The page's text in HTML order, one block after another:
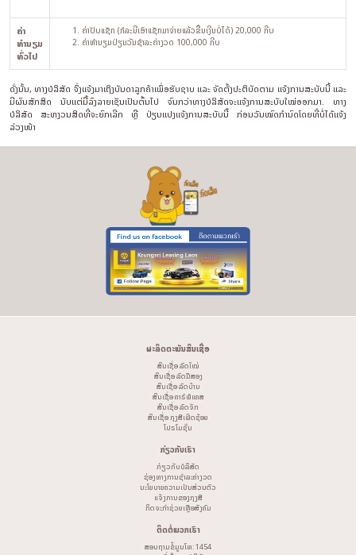
ຄ່າ
ທຳນຽມ
ທົ່ວໄປ
ຄ່າປັບແຊັກ (ກໍລະນີເອົາແຊັກມາຈ່າຍແລ້ວຂື້ນເງີນບໍ່ໄດ້) 20,000 ກີບ
ຄ່າທຳນຽມປ່ຽນວັນຊໍາລະຄ່າງວດ 100,000 ກີບ
ດັ່ງນັ້ນ, ທາງບໍລິສັດ ຈຶ່ງແຈ້ງມາເຖິງບັນດາລູກຄ້າເພຶ່ອຮັບຊາບ ແລະ ຈັດຕັ້ງປະຕິບັດຕາມ ແຈ້ງການສະບັບນີ້ ແລະ
ມີຜົນສັກສິດ ນັບແຕ່ມື້ລົງລາຍເຊັນເປັນຕົ້ນໄປ ຈົນກວ່າທາງບໍລິສັດຈະແຈ້ງການສະບັບໃໝ່ອອກມາ. ທາງ
ບໍລິສັດ ສະຫງວນສິດທີ່ຈະຍົກເລີກ ຫຼື ປ່ຽນແປງແຈ້ງການສະບັບນີ້ ກ່ອນວັນໝົດກຳນົດໂດຍທີ່ບໍ່ໄດ້ແຈ້ງ
ລ່ວງໜ້າ
ຜະລິດຕະພັນສິນເຊື່ອ
ສິນເຊື່ອ ລົດໃໝ່
ສິນເຊື່ອ ລົດມືສອງ
ສິນເຊື່ອ ລົດບ້ານ
ສິນເຊື່ອ ຄາຣ໌ຟໍແຄສ
ສິນເຊື່ອ ລົດຈັກ
ສິນເຊື່ອ ກຸງສີເຟີດຊ້ອຍ
ໂປຣໂມຊັ່ນ
ກ່ຽວກັບເຮົາ
ກ່ຽວກັບບໍລິສັດ
ຊ່ອງທາງການຊຳລະຄ່າງວດ
ນະໂຍບາຍຄວາມເປັນສ່ວນຕົວ
ແຈ້ງການຂອງກຸງສີ
ກິດຈະກຳຊ່ວຍເຫຼືອສັງຄົມ
ຕິດຕໍ່ພວກເຮົາ
ສອບຖາມຂໍ້ມູນໂທ: 1454